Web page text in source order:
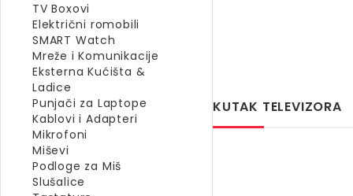
TV Boxovi
Električni romobili
SMART Watch
Mreže i Komunikacije
Eksterna Kućišta &
Ladice
Punjači za Laptope
Kablovi i Adapteri
Mikrofoni
Miševi
Podloge za Miš
Slušalice
KUTAK TELEVIZORA